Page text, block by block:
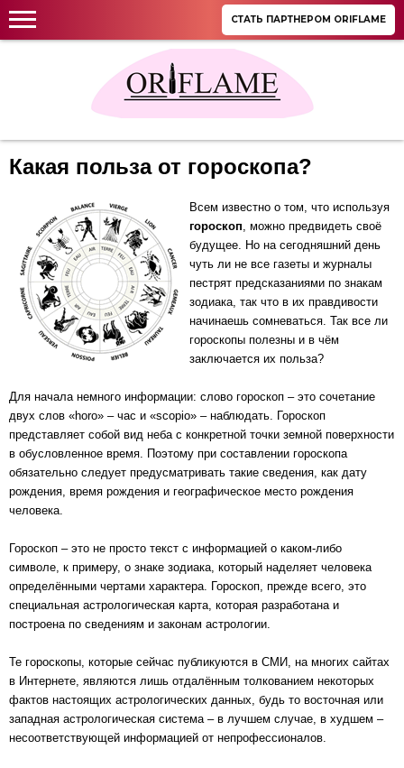
СТАТЬ ПАРТНЕРОМ ORIFLAME
Какая польза от гороскопа?
Всем известно о том, что используя
гороскоп, можно предвидеть своё
будущее. Но на сегодняшний день
чуть ли не все газеты и журналы
пестрят предсказаниями по знакам
зодиака, так что в их правдивости
начинаешь сомневаться. Так все ли
гороскопы полезны и в чём
заключается их польза?
Для начала немного информации: слово гороскоп – это сочетание
двух слов «horo» – час и «scopio» – наблюдать. Гороскоп
представляет собой вид неба с конкретной точки земной поверхности
в обусловленное время. Поэтому при составлении гороскопа
обязательно следует предусматривать такие сведения, как дату
рождения, время рождения и географическое место рождения
человека.
Гороскоп – это не просто текст с информацией о каком-либо
символе, к примеру, о знаке зодиака, который наделяет человека
определёнными чертами характера. Гороскоп, прежде всего, это
специальная астрологическая карта, которая разработана и
построена по сведениям и законам астрологии.
Те гороскопы, которые сейчас публикуются в СМИ, на многих сайтах
в Интернете, являются лишь отдалённым толкованием некоторых
фактов настоящих астрологических данных, будь то восточная или
западная астрологическая система – в лучшем случае, в худшем –
несоответствующей информацией от непрофессионалов.